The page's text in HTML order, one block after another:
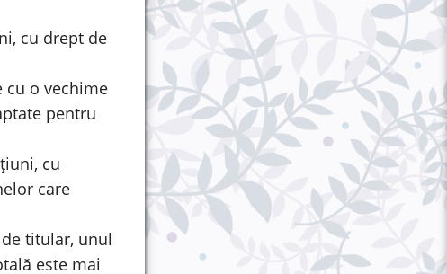
cu drept de
o vechime
pentru
cu
care
titular, unul
este mai